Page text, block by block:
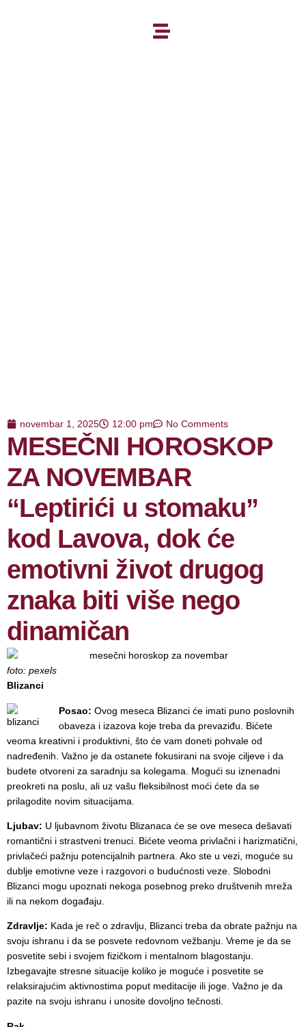
novembar 1, 2025 12:00 pm No Comments
MESEČNI HOROSKOP
ZA NOVEMBAR
“Leptirići u stomaku”
kod Lavova, dok će
emotivni život drugog
znaka biti više nego
dinamičan
foto: pexels
Blizanci
Posao: Ovog meseca Blizanci će imati puno poslovnih
obaveza i izazova koje treba da prevaziđu. Bićete
veoma kreativni i produktivni, što će vam doneti pohvale od
nadređenih. Važno je da ostanete fokusirani na svoje ciljeve i da
budete otvoreni za saradnju sa kolegama. Mogući su iznenadni
preokreti na poslu, ali uz vašu fleksibilnost moći ćete da se
prilagodite novim situacijama.
Ljubav: U ljubavnom životu Blizanaca će se ove meseca dešavati
romantični i strastveni trenuci. Bićete veoma privlačni i harizmatični,
privlačeći pažnju potencijalnih partnera. Ako ste u vezi, moguće su
dublje emotivne veze i razgovori o budućnosti veze. Slobodni
Blizanci mogu upoznati nekoga posebnog preko društvenih mreža
ili na nekom događaju.
Zdravlje: Kada je reč o zdravlju, Blizanci treba da obrate pažnju na
svoju ishranu i da se posvete redovnom vežbanju. Vreme je da se
posvetite sebi i svojem fizičkom i mentalnom blagostanju.
Izbegavajte stresne situacije koliko je moguće i posvetite se
relaksirajućim aktivnostima poput meditacije ili joge. Važno je da
pazite na svoju ishranu i unosite dovoljno tečnosti.